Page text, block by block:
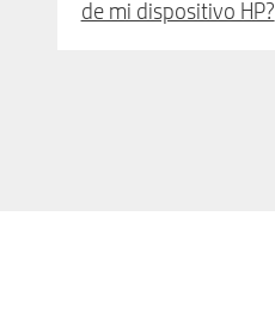
de mi dispositivo HP?